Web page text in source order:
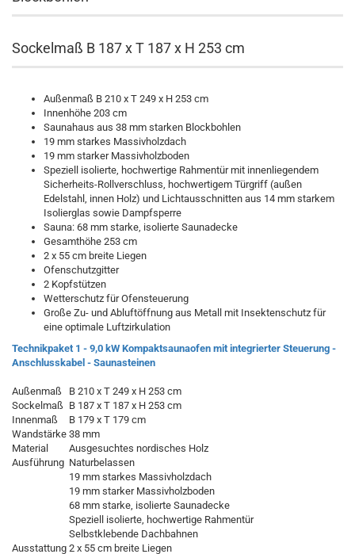
Sockelmaß B 187 x T 187 x H 253 cm
Außenmaß B 210 x T 249 x H 253 cm
Innenhöhe 203 cm
Saunahaus aus 38 mm starken Blockbohlen
19 mm starkes Massivholzdach
19 mm starker Massivholzboden
Speziell isolierte, hochwertige Rahmentür mit innenliegendem
Sicherheits-Rollverschluss, hochwertigem Türgriff (außen
Edelstahl, innen Holz) und Lichtausschnitten aus 14 mm starkem
Isolierglas sowie Dampfsperre
Sauna: 68 mm starke, isolierte Saunadecke
Gesamthöhe 253 cm
2 x 55 cm breite Liegen
Ofenschutzgitter
2 Kopfstützen
Wetterschutz für Ofensteuerung
Große Zu- und Abluftöffnung aus Metall mit Insektenschutz für
eine optimale Luftzirkulation
Technikpaket 1 - 9,0 kW Kompaktsaunaofen mit integrierter Steuerung -
Anschlusskabel - Saunasteinen
Außenmaß
B 210 x T 249 x H 253 cm
Sockelmaß B 187 x T 187 x H 253 cm
Innenmaß
B 179 x T 179 cm
Wandstärke 38 mm
Material
Ausgesuchtes nordisches Holz
Ausführung Naturbelassen
Ausstattung
19 mm starkes Massivholzdach
19 mm starker Massivholzboden
68 mm starke, isolierte Saunadecke
Speziell isolierte, hochwertige Rahmentür
Selbstklebende Dachbahnen
2 x 55 cm breite Liegen